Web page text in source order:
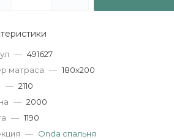
— 491627
матраса — 180х200
— 2110
— 2000
— 1190
— Onda спальня